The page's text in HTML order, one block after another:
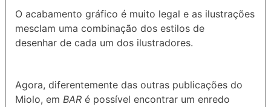
O acabamento gráfico é muito legal e as ilustrações
mesclam uma combinação dos estilos de
desenhar de cada um dos ilustradores.
Agora, diferentemente das outras publicações do
Miolo, em BAR é possível encontrar um enredo